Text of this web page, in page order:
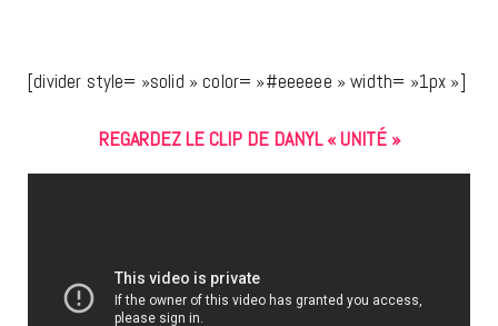
[divider style= »solid » color= »#eeeeee » width= »1px »]
REGARDEZ LE CLIP DE DANYL « UNITÉ »